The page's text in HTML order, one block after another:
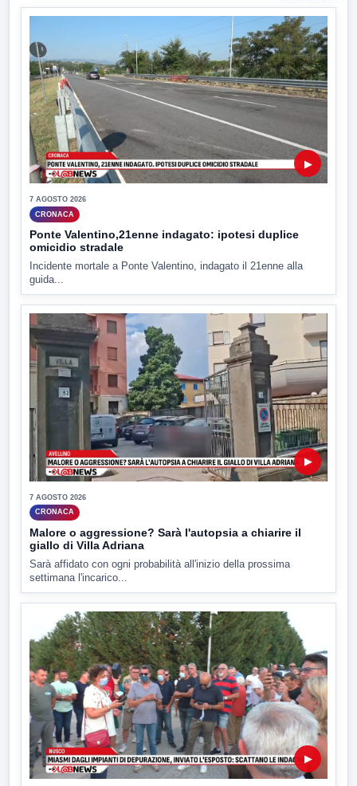
▶
7 AGOSTO 2026
CRONACA
Ponte Valentino,21enne indagato: ipotesi duplice
omicidio stradale
Incidente mortale a Ponte Valentino, indagato il 21enne alla
guida...
▶
7 AGOSTO 2026
CRONACA
Malore o aggressione? Sarà l'autopsia a chiarire il
giallo di Villa Adriana
Sarà affidato con ogni probabilità all'inizio della prossima
settimana l'incarico...
▶